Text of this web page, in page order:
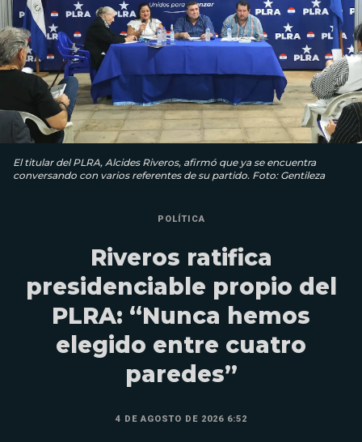
El titular del PLRA, Alcides Riveros, afirmó que ya se encuentra
conversando con varios referentes de su partido. Foto: Gentileza
POLÍTICA
Riveros ratifica
presidenciable propio del
PLRA: “Nunca hemos
elegido entre cuatro
paredes”
4 DE AGOSTO DE 2026 6:52